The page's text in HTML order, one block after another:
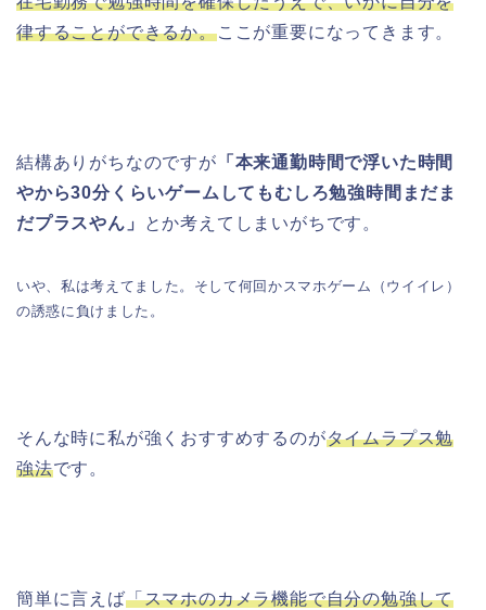
律することができるか。ここが重要になってきます。
結構ありがちなのですが 「本来通勤時間で浮いた時間
やから30分くらいゲームしてもむしろ勉強時間まだま
だプラスやん」
とか考えてしまいがちです。
いや、私は考えてました。そして何回かスマホゲーム（ウイイレ）
の誘惑に負けました。
そんな時に私が強くおすすめするのがタイムラプス勉
強法です。
簡単に言えば「スマホのカメラ機能で自分の勉強して